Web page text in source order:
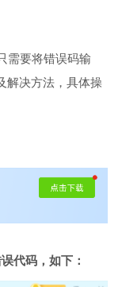
需要将错误码输
解决方法，具体操
代码，如下：